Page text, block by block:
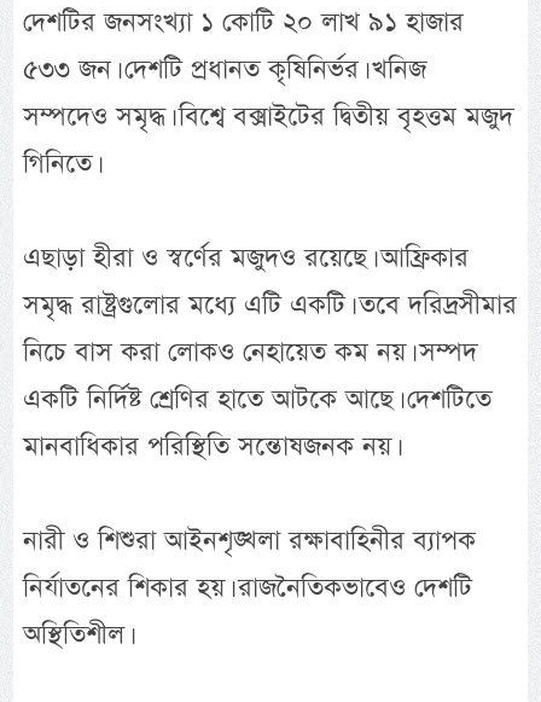
দেশটির জনসংখ্যা ১ কোটি ২০ লাখ ৯১ হাজার
৫৩৩ জন। দেশটি প্রধানত কৃষিনির্ভর। খনিজ
সম্পদেও সমৃদ্ধ। বিশ্বে বক্সাইটের দ্বিতীয় বৃহত্তম মজুদ
গিনিতে।
এছাড়া হীরা ও স্বর্ণের মজুদও রয়েছে। আফ্রিকার
সমৃদ্ধ রাষ্ট্রগুলোর মধ্যে এটি একটি। তবে দরিদ্রসীমার
নিচে বাস করা লোকও নেহায়েত কম নয়। সম্পদ
একটি নির্দিষ্ট শ্রেণির হাতে আটকে আছে। দেশটিতে
মানবাধিকার পরিস্থিতি সন্তোষজনক নয়।
নারী ও শিশুরা আইনশৃঙ্খলা রক্ষাবাহিনীর ব্যাপক
নির্যাতনের শিকার হয়। রাজনৈতিকভাবেও দেশটি
অস্থিতিশীল।